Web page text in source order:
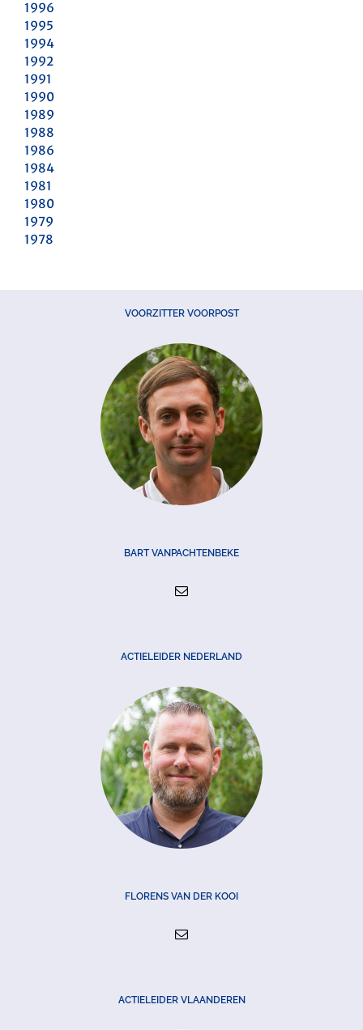
1996
1995
1994
1992
1991
1990
1989
1988
1986
1984
1981
1980
1979
1978
VOORZITTER VOORPOST
BART VANPACHTENBEKE
ACTIELEIDER NEDERLAND
FLORENS VAN DER KOOI
ACTIELEIDER VLAANDEREN